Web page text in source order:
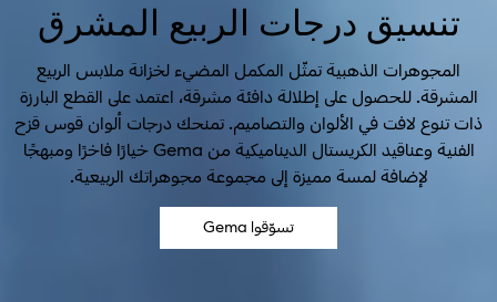
تنسيق درجات الربيع المشرق
المجوهرات الذهبية تمثّل المكمل المضيء لخزانة ملابس الربيع
المشرقة. للحصول على إطلالة دافئة مشرقة، اعتمد على القطع البارزة
ذات تنوع لافت في الألوان والتصاميم. تمنحك درجات ألوان قوس قزح
الفنية وعناقيد الكريستال الديناميكية من Gema خيارًا فاخرًا ومبهجًا
لإضافة لمسة مميزة إلى مجموعة مجوهراتك الربيعية.
تسوّقوا Gema